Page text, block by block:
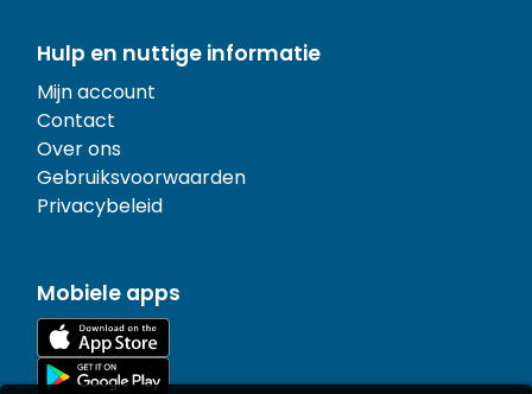
Hulp en nuttige informatie
Mijn account
Contact
Over ons
Gebruiksvoorwaarden
Privacybeleid
Mobiele apps